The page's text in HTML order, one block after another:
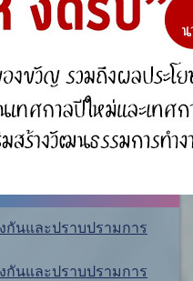
นและปราบปรามการ
นและปราบปรามการ